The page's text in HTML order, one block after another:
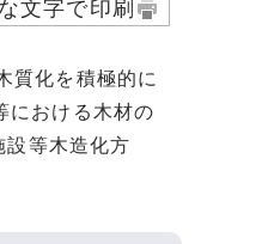
文字で印刷
質化を積極的に
における木材の
等木造化方